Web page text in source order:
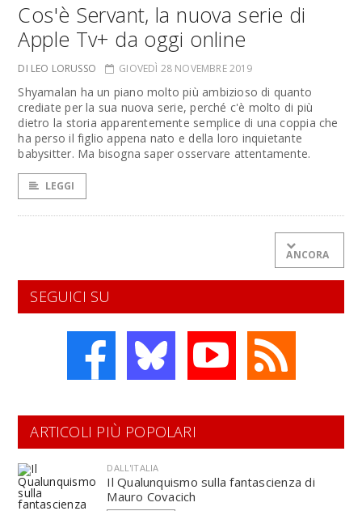
Cos'è Servant, la nuova serie di
Apple Tv+ da oggi online
DI LEO LORUSSO GIOVEDÌ 28 NOVEMBRE 2019
Shyamalan ha un piano molto più ambizioso di quanto
crediate per la sua nuova serie, perché c'è molto di più
dietro la storia apparentemente semplice di una coppia che
ha perso il figlio appena nato e della loro inquietante
babysitter. Ma bisogna saper osservare attentamente.
LEGGI
ANCORA
SEGUICI SU
ARTICOLI PIÙ POPOLARI
DALL'ITALIA
Il Qualunquismo sulla fantascienza di
Mauro Covacich